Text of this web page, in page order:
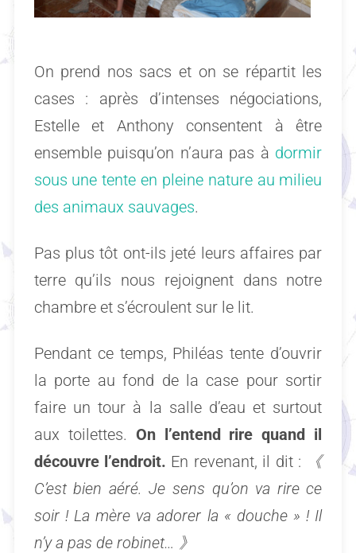
On prend nos sacs et on se répartit les
cases : après d’intenses négociations,
Estelle et Anthony consentent à être
ensemble puisqu’on n’aura pas à dormir
sous une tente en pleine nature au milieu
des animaux sauvages.
Pas plus tôt ont-ils jeté leurs affaires par
terre qu’ils nous rejoignent dans notre
chambre et s’écroulent sur le lit.
Pendant ce temps, Philéas tente d’ouvrir
la porte au fond de la case pour sortir
faire un tour à la salle d’eau et surtout
aux toilettes. On l’entend rire quand il
découvre l’endroit. En revenant, il dit :
《
C’est bien aéré. Je sens qu’on va rire ce
soir ! La mère va adorer la « douche » ! Il
n’y a pas de robinet… 》